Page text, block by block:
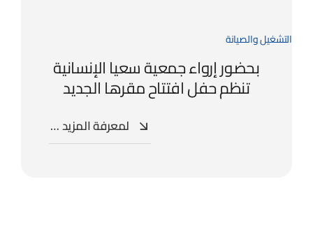
التشغيل والصيانة
بحضور إرواء جمعية سعيا الإنسانية
تنظم حفل افتتاح مقرها الجديد
لمعرفة المزيد …